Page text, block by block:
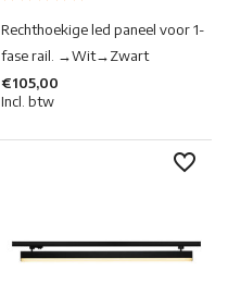
Rechthoekige led paneel voor 1-
fase rail. →Wit→Zwart
€105,00
Incl. btw